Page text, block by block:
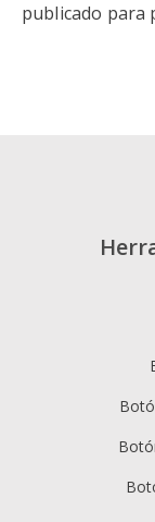
publicado para